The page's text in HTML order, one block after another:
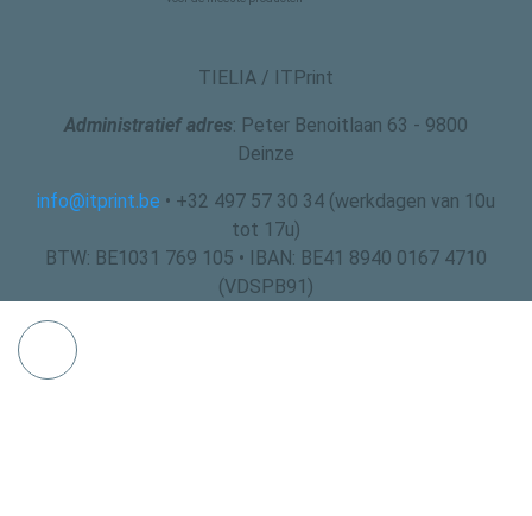
TIELIA / ITPrint
Administratief adres: Peter Benoitlaan 63 - 9800
Deinze
info@itprint.be • +32 497 57 30 34 (werkdagen van 10u
tot 17u)
BTW: BE1031 769 105 • IBAN: BE41 8940 0167 4710
(VDSPB91)